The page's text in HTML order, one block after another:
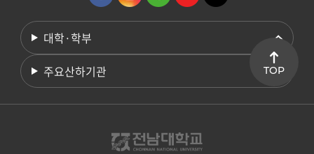
대학·학부
주요산하기관
TOP